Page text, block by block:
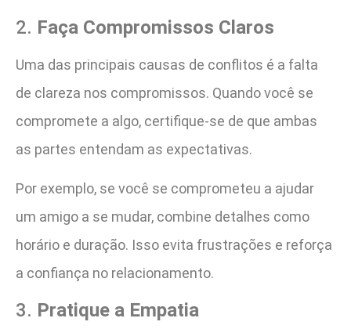
2. Faça Compromissos Claros
Uma das principais causas de conflitos é a falta
de clareza nos compromissos. Quando você se
compromete a algo, certifique-se de que ambas
as partes entendam as expectativas.
Por exemplo, se você se comprometeu a ajudar
um amigo a se mudar, combine detalhes como
horário e duração. Isso evita frustrações e reforça
a confiança no relacionamento.
3. Pratique a Empatia